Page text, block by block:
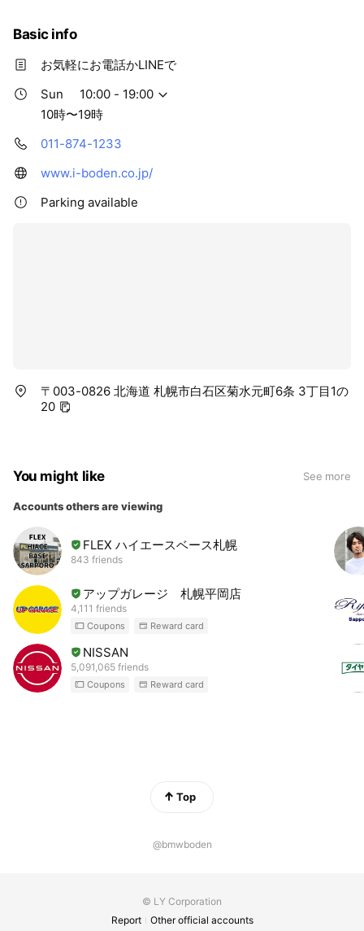
Basic info
お気軽にお電話かLINEで
Sun
10:00 - 19:00
10時〜19時
011-874-1233
www.i-boden.co.jp/
Parking available
〒003-0826 北海道 札幌市白石区菊水元町6条 3丁目1の
20
You might like See more
Accounts others are viewing
FLEX ハイエースベース札幌
843 friends
アップガレージ 札幌平岡店
4,111 friends
Coupons Reward card
NISSAN
5,091,065 friends
Coupons Reward card
Top
@bmwboden
© LY Corporation
Report
Other official accounts